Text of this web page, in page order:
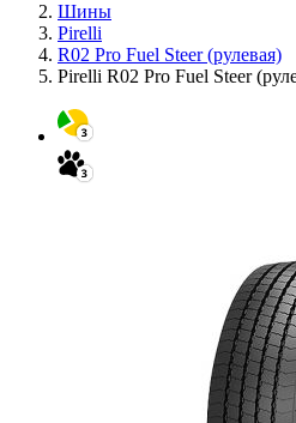
Шины
Pirelli
R02 Pro Fuel Steer (рулевая)
Pirelli R02 Pro Fuel Steer